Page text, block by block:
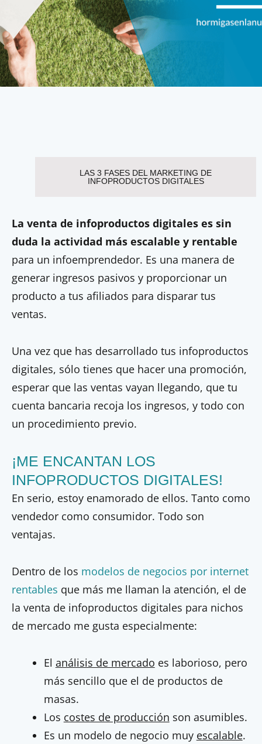
LAS 3 FASES DEL MARKETING DE
INFOPRODUCTOS DIGITALES
La venta de infoproductos digitales es sin
duda la actividad más escalable y rentable
para un infoemprendedor. Es una manera de
generar ingresos pasivos y proporcionar un
producto a tus afiliados para disparar tus
ventas.
Una vez que has desarrollado tus infoproductos
digitales, sólo tienes que hacer una promoción,
esperar que las ventas vayan llegando, que tu
cuenta bancaria recoja los ingresos, y todo con
un procedimiento previo.
¡ME ENCANTAN LOS
INFOPRODUCTOS DIGITALES!
En serio, estoy enamorado de ellos. Tanto como
vendedor como consumidor. Todo son
ventajas.
Dentro de los modelos de negocios por internet
rentables que más me llaman la atención, el de
la venta de infoproductos digitales para nichos
de mercado me gusta especialmente:
El análisis de mercado es laborioso, pero
más sencillo que el de productos de
masas.
Los costes de producción son asumibles.
Es un modelo de negocio muy escalable.